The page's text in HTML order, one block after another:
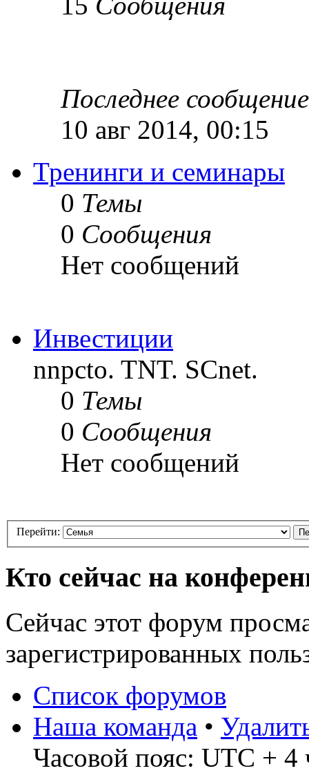
Последнее сообщение
10 авг 2014, 00:15
Тренинги и семинары
0 Темы
0 Сообщения
Нет сообщений
Инвестиции
nnpcto. TNT. SCnet.
0 Темы
0 Сообщения
Нет сообщений
Перейти:
Кто сейчас на
Сейчас этот форум
зарегистрированных
Список форумов
Наша команда •
Часовой пояс: UTC + 4